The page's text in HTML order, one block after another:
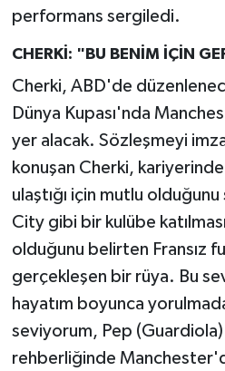
performans sergiledi.
CHERKİ: "BU BENİM İÇİN
Cherki, ABD'de
Dünya Kupası'nda
yer alacak. Sözleşmeyi
konuşan Cherki,
ulaştığı için mutlu
City gibi bir kulübe
olduğunu belirten Fransız
gerçekleşen bir rüya. Bu
hayatım boyunca
seviyorum, Pep
rehberliğinde